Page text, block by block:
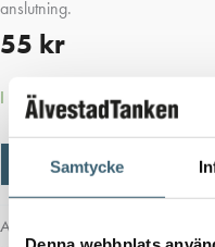
Samtycke
anslutning.
55 kr
I lager
matarledning
mängd
+
Artikelnr: